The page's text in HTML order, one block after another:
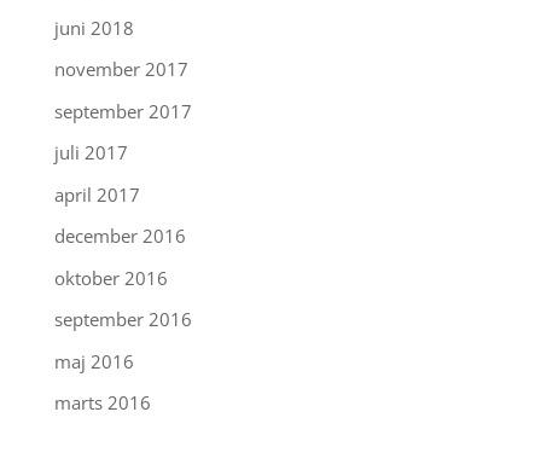
juni 2018
november 2017
september 2017
juli 2017
april 2017
december 2016
oktober 2016
september 2016
maj 2016
marts 2016